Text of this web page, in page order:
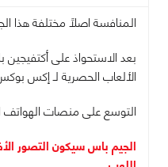
المنافسة اصلًا مختلفة هذا
بعد الاستحواذ على أكتفيجين
الألعاب الحصرية لـ إكس
التوسع على منصات الهواتف
الجيم باس سيكون التصور